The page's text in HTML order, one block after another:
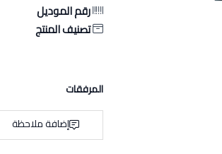
رقم الموديل
تصنيف المنتج
المرفقات
إضافة ملاحظة